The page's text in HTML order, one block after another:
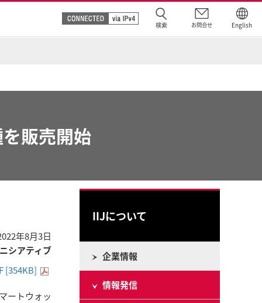
検索 お問合せ English
販売開始
年8月3日
シアティブ
[354KB]
ートウォッ
IIJについて
企業情報
情報発信